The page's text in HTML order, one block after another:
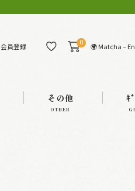
会員登録 0 🌍 Matcha –
その他
OTHER
ｷ